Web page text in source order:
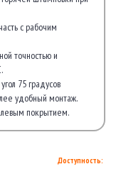
с рабочим
точностью и
75 градусов
удобный монтаж.
покрытием.
Доступность: